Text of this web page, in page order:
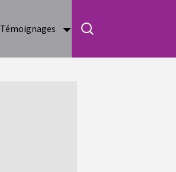
Témoignages